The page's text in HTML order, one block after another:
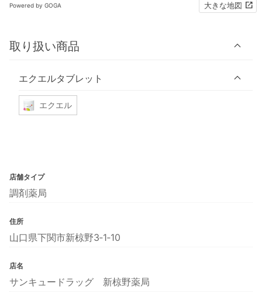
Powered by GOGA 大きな地図
取り扱い商品
エクエルタブレット
エクエル
店舗タイプ
調剤薬局
住所
山口県下関市新椋野3‐1‐10
店名
サンキュードラッグ 新椋野薬局